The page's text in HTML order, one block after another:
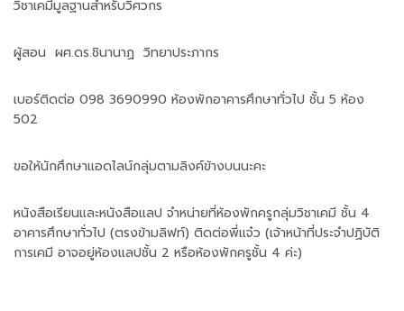
วิชาเคมีมูลฐานสำหรับวิศวกร
ผู้สอน ผศ.ดร.ชินานาฏ วิทยาประภากร
เบอร์ติดต่อ 098 3690990 ห้องพักอาคารศึกษาทั่วไป ชั้น 5 ห้อง
502
ขอให้นักศึกษาแอดไลน์กลุ่มตามลิงค์ข้างบนนะคะ
หนังสือเรียนและหนังสือแลป จำหน่ายที่ห้องพักครูกลุ่มวิชาเคมี ชั้น 4
อาคารศึกษาทั่วไป (ตรงข้ามลิฟท์) ติดต่อพี่แจ๋ว (เจ้าหน้าที่ประจำปฏิบัติ
การเคมี อาจอยู่ห้องแลปชั้น 2 หรือห้องพักครูชั้น 4 ค่ะ)